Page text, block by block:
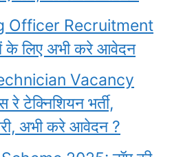
Officer Recruitment
के लिए अभी करे आवेदन
Vacancy
रे टेक्निशियन भर्ती,
अभी करे आवेदन ?